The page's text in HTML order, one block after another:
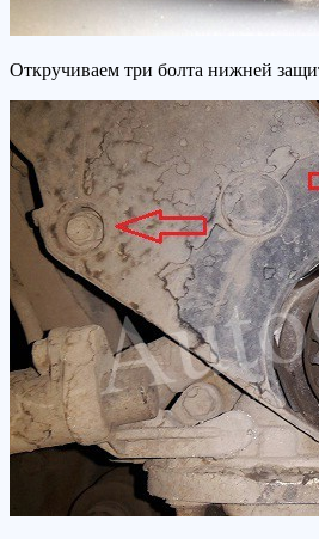
Откручиваем три болта нижней